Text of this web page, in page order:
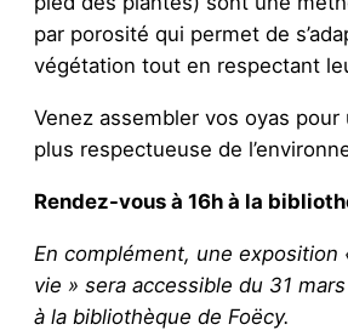
par porosité qui permet de
végétation tout en respectant
Venez assembler vos oyas pour
plus respectueuse de
Rendez-vous à 16h à la
En complément, une exposition
vie » sera accessible du 31
à la bibliothèque de Foëcy.